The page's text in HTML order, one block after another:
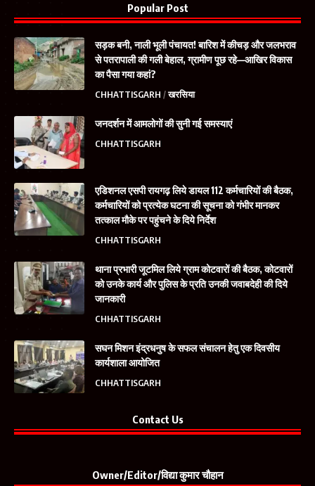
Popular Post
सड़क बनी, नाली भूली पंचायत! बारिश में कीचड़ और जलभराव
से पतरापाली की गली बेहाल, ग्रामीण पूछ रहे—आखिर विकास
का पैसा गया कहां?
CHHATTISGARH खरसिया
जनदर्शन में आमलोगों की सुनी गई समस्याएं
CHHATTISGARH
एडिशनल एसपी रायगढ़ लिये डायल 112 कर्मचारियों की बैठक,
कर्मचारियों को प्रत्येक घटना की सूचना को गंभीर मानकर
तत्काल मौके पर पहुंचने के दिये निर्देश
CHHATTISGARH
थाना प्रभारी जूटमिल लिये ग्राम कोटवारों की बैठक, कोटवारों
को उनके कार्य और पुलिस के प्रति उनकी जवाबदेही की दिये
जानकारी
CHHATTISGARH
सघन मिशन इंद्रधनुष के सफल संचालन हेतु एक दिवसीय
कार्यशाला आयोजित
CHHATTISGARH
Contact Us
Owner/Editor/विद्या कुमार चौहान